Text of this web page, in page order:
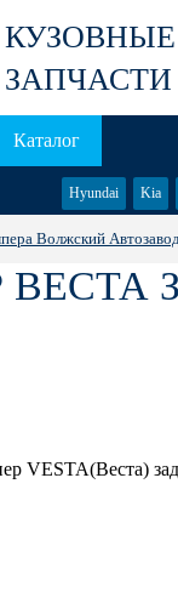
КУЗОВНЫЕ
ЗАПЧАСТИ
Каталог
Hyundai Kia
Волжский